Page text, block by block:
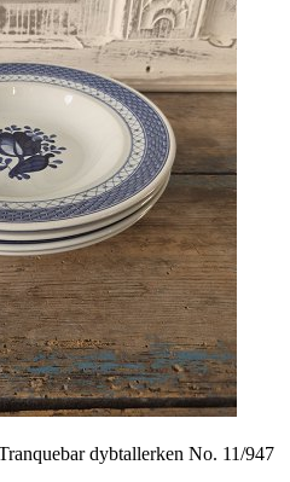
dybtallerken No. 11/947